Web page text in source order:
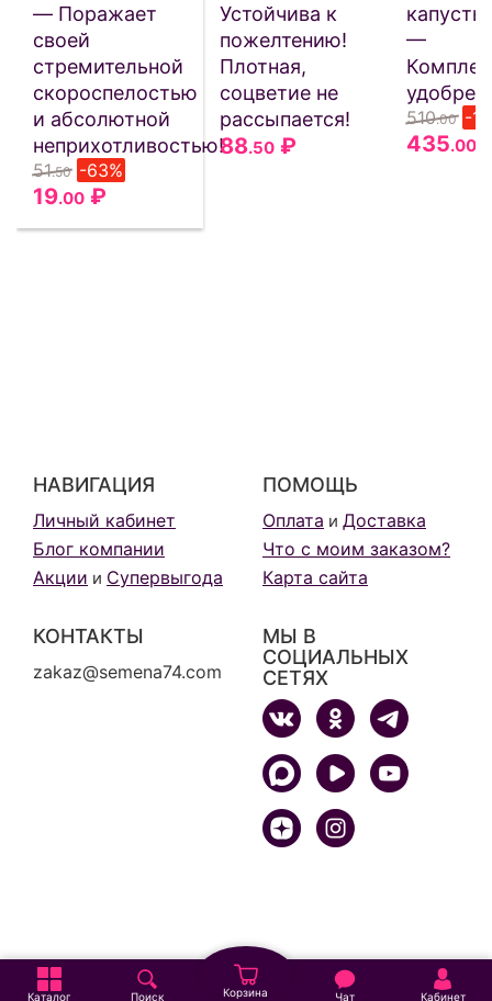
— Поражает
своей
стремительной
скороспелостью
и абсолютной
неприхотливостью!
51.50 -63%
19.00 ₽
Устойчива к
пожелтению!
Плотная,
соцветие не
рассыпается!
88.50 ₽
капусты
—
510.00 -
435.00
НАВИГАЦИЯ
Личный кабинет
Блог компании
Акции и Супервыгода
ПОМОЩЬ
Оплата и Доставка
Что с моим заказом?
Карта сайта
КОНТАКТЫ
zakaz@semena74.com
МЫ В
СОЦИАЛЬНЫХ
СЕТЯХ
Каталог Поиск Корзина Чат Кабинет